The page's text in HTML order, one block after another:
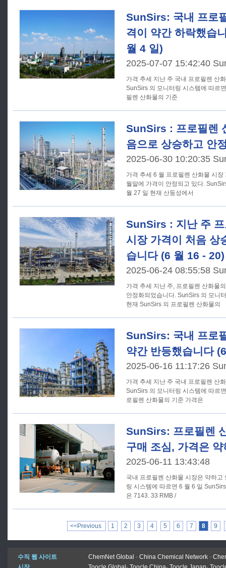
SunSirs: 국내 프로
격이 약간 하락했습
월 4 일)
2025-07-07 15:42:40
가격 추세 지난 주 국내 프로필렌 산화물 시장 가격은 약간 하락했다.
SunSirs 의 모니터링 시스템에 따르
필렌 산화물의 기준
SunSirs : 프로필렌
음으로 상승하고 안
2025-06-30 10:20:35
가격 추세 6 월 프로필렌 산화물 시장 가격 상승세가 주요 추세였으며,
월말에 가격이 안정되고 있다.
월 27 일 현재 산둥성에서
SunSirs : 지난 주
시장 가격이 처음 상
습니다 (6 월 16 - 20)
2025-06-24 08:55:58
가격 추세 지난 주, 프로필렌 산화물의 시장 가격은 처음에는 상승한 후
안정화되었습니다. SunSirs 의 모니
현재 SunSirs 의 프로필렌 산화물의
SunSirs: 국내 프로
약간 반등했습니다
2025-06-16 11:17:26
가격 추세 지난 주 국내 프로필렌 산화물 시장은 약간 반등했다.
SunSirs 의 모니터링 시스템에 따르
로필렌 산화물의 기준 가격은
SunSirs: 프로필렌
구매 조심, 가격은
2025-06-11 13:43:48
국내 프로필렌 산화물 시장은 약하
링 시스템에 따르면 6 월 6 일
은 7143. 33 RMB /
<<Previous 1 2 3 4 5 6 7 8 9
수직 웹 사이트 ChemNet Global - China Chemical Network -